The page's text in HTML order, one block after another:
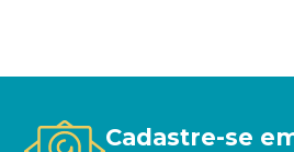
Cadastre-se